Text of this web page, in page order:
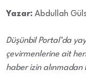
Yazar: Abdullah
Düşünbil Portal’da
çevirmenlerine ait
haber izin alınmadan